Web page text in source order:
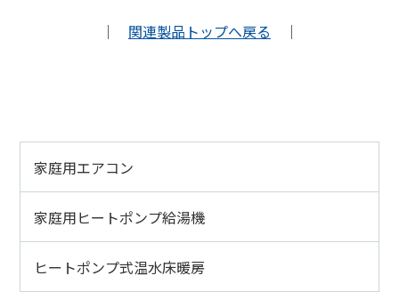
｜ 関連製品トップへ戻る ｜
家庭用エアコン
家庭用ヒートポンプ給湯機
ヒートポンプ式温水床暖房